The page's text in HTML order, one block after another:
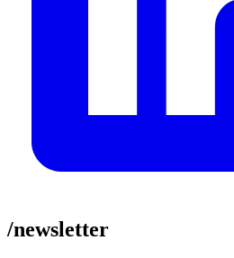
/newsletter